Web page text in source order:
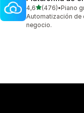
4,6stelle su 5
(476)
476 recensioni totali
•Piano
Automatización de
negocio.